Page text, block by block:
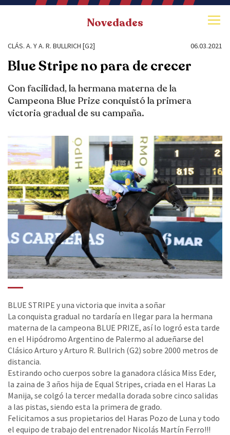
Novedades
CLÁS. A. Y A. R. BULLRICH [G2] 06.03.2021
Blue Stripe no para de crecer
Con facilidad, la hermana materna de la
Campeona Blue Prize conquistó la primera
victoria gradual de su campaña.
BLUE STRIPE y una victoria que invita a soñar
La conquista gradual no tardaría en llegar para la hermana
materna de la campeona BLUE PRIZE, así lo logró esta tarde
en el Hipódromo Argentino de Palermo al adueñarse del
Clásico Arturo y Arturo R. Bullrich (G2) sobre 2000 metros de
distancia.
Estirando ocho cuerpos sobre la ganadora clásica Miss Eder,
la zaina de 3 años hija de Equal Stripes, criada en el Haras La
Manija, se colgó la tercer medalla dorada sobre cinco salidas
a las pistas, siendo esta la primera de grado.
Felicitamos a sus propietarios del Haras Pozo de Luna y todo
el equipo de trabajo del entrenador Nicolás Martín Ferro!!!